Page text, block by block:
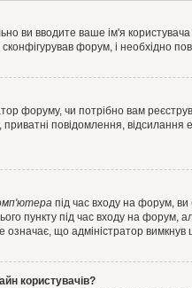
ви вводите ваше ім'я
форум, і необхідно
форуму, чи потрібно вам
повідомлення,
під час входу на форум, ви
пункту під час входу на
означає, що адміністратор
користувачів?